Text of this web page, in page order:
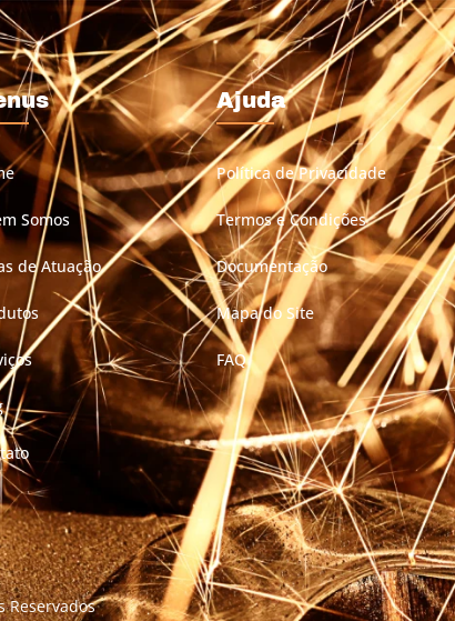
Somos
de Atuação
Ajuda
Política de Privacidade
Termos e Condições
Documentação
Mapa do Site
FAQ
Reservados